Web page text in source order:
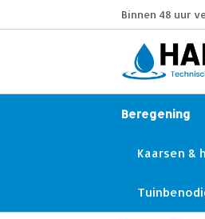
Binnen 48 uur
Beregening
Kaarsen &